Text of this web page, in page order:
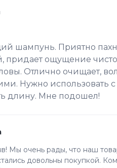
шампунь. Приятно
придает ощущение
Отлично очищает,
Нужно использовать
длину. Мне подошел!
Мы очень рады, что наш
довольны покупкой.